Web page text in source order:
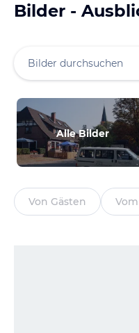
Bilder -
Alle Bilder
Von Gästen